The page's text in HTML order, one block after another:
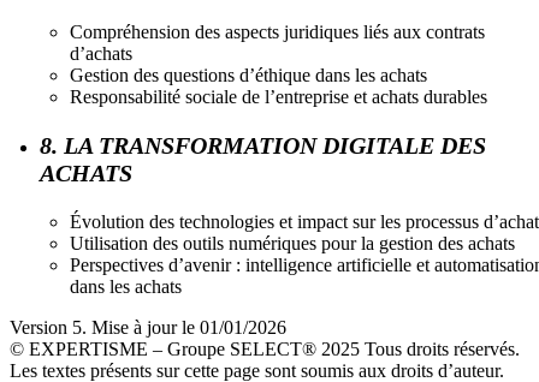
Compréhension des aspects juridiques liés aux contrats
d’achats
Gestion des questions d’éthique dans les achats
Responsabilité sociale de l’entreprise et achats durables
8. LA TRANSFORMATION DIGITALE DES
ACHATS
Évolution des technologies et impact sur les processus
Utilisation des outils numériques pour la gestion des achats
Perspectives d’avenir : intelligence artificielle et
dans les achats
Version 5. Mise à jour le 01/01/2026
© EXPERTISME – Groupe SELECT® 2025 Tous droits réservés.
Les textes présents sur cette page sont soumis aux droits d’auteur.